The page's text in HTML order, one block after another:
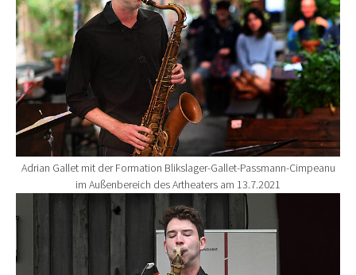
Adrian Gallet mit der Formation Blikslager-Gallet-Passmann-Cimpeanu
im Außenbereich des Artheaters am 13.7.2021
Show larger version for: